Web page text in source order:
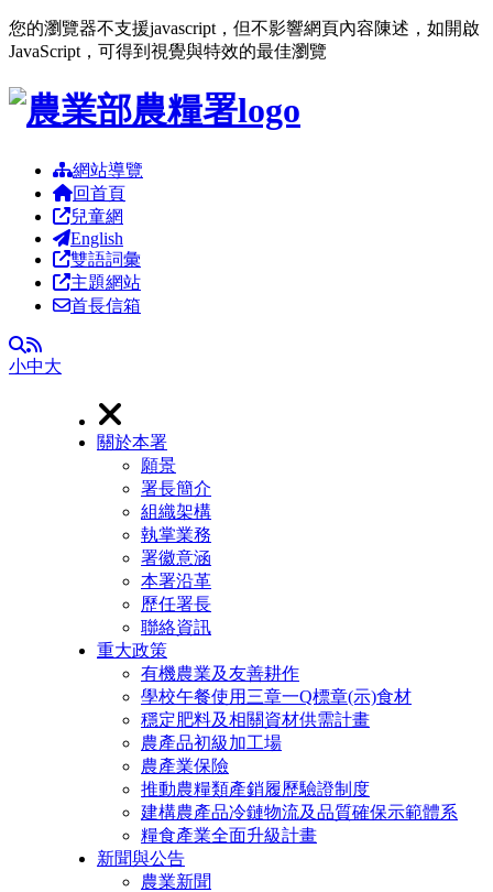
您的瀏覽器不支援javascript，但不影響網頁內容陳述，如開啟
JavaScript，可得到視覺與特效的最佳瀏覽
跳到主要內容區塊
網站導覽
回首頁
兒童網
English
雙語詞彙
主題網站
首長信箱
全文檢索
RSS
小中大
關於本署
願景
署長簡介
組織架構
執掌業務
署徽意涵
本署沿革
歷任署長
聯絡資訊
重大政策
有機農業及友善耕作
學校午餐使用三章一Q標章(示)食材
穩定肥料及相關資材供需計畫
農產品初級加工場
農產業保險
推動農糧類產銷履歷驗證制度
建構農產品冷鏈物流及品質確保示範體系
糧食產業全面升級計畫
新聞與公告
農業新聞